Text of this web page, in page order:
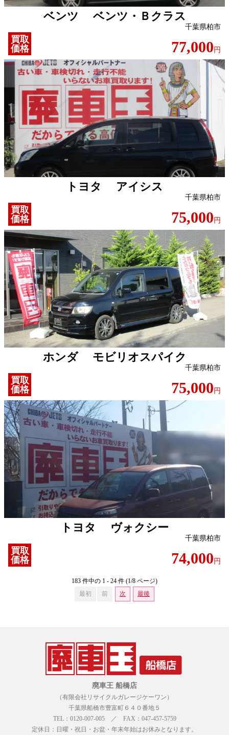
ベンツ ベンツ・Ｂクラス
千葉県柏市
買取
価格
77,000 円
トヨタ アイシス
千葉県柏市
買取
価格
75,000 円
ホンダ モビリオスパイク
千葉県柏市
買取
価格
75,000 円
トヨタ ヴォクシー
千葉県柏市
買取
価格
74,000 円
183 件中の 1 - 24 件 (1/8 ページ)
最初
前 次 最後
廃車王 船橋店
（有限会社リサイクルガレージケーワン）
千葉県船橋市豊富町６４０番地５
TEL：0120-007-005 ／ FAX：047-457-5759
定休日：日曜・祝日・お盆・年末年始はお休みとなります。